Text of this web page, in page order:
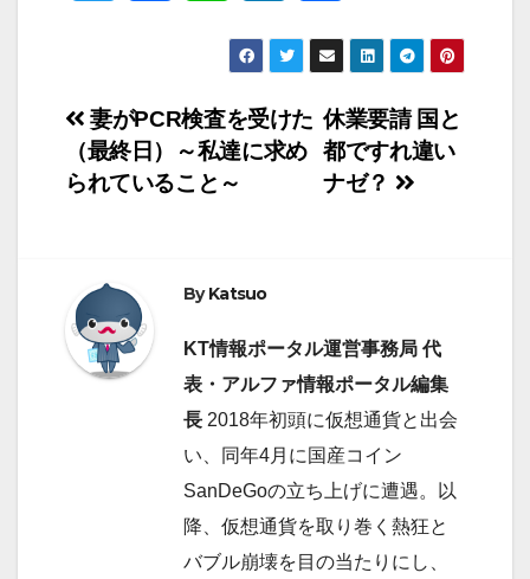
t e
n
e
n
k
e
投
稿
ゲ
ー
休業要請 国と
都ですれ違い
ナゼ？
妻がPCR検査を受けた
（最終日）～私達に求め
られていること～
ByKatsuo
KT情報ポータル運営事務局 代
表・アルファ情報ポータル編集
長 2018年初頭に仮想通貨と出会
い、同年4月に国産コイン
SanDeGoの立ち上げに遭遇。以
降、仮想通貨を取り巻く熱狂と
バブル崩壊を目の当たりにし、